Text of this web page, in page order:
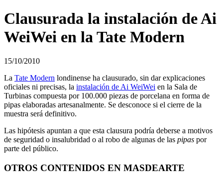
Clausurada la instalación de Ai
WeiWei en la Tate Modern
15/10/2010
La Tate Modern londinense ha clausurado, sin dar explicaciones
oficiales ni precisas, la instalación de Ai WeiWei en la Sala de
Turbinas compuesta por 100.000 piezas de porcelana en forma de
pipas elaboradas artesanalmente. Se desconoce si el cierre de la
muestra será definitivo.
Las hipótesis apuntan a que esta clausura podría deberse a motivos
de seguridad o insalubridad o al robo de algunas de las pipas por
parte del público.
OTROS CONTENIDOS EN MASDEARTE